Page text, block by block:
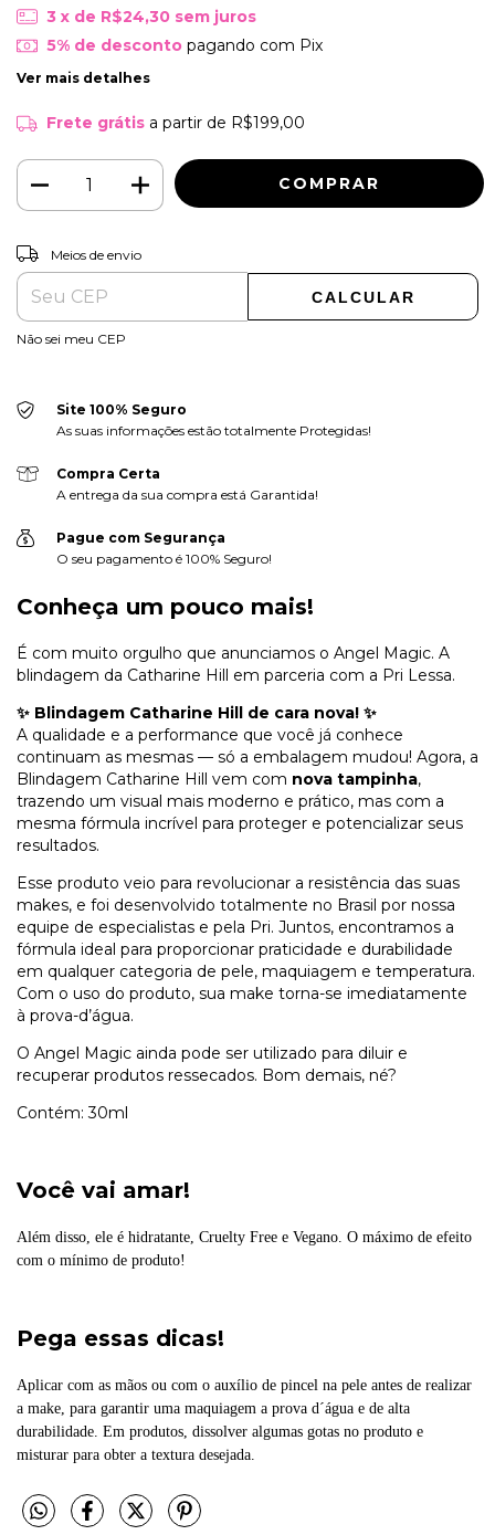
3 x de R$24,30 sem juros
5% de descontopagando com Pix
Ver mais detalhes
Frete grátis a partir de R$199,00
Entregas para o CEP:
Meios de envio
CALCULAR
Não sei meu CEP
Site 100% Seguro
As suas informações estão totalmente Protegidas!
Compra Certa
A entrega da sua compra está Garantida!
Pague com Segurança
O seu pagamento é 100% Seguro!
Conheça um pouco mais!
É com muito orgulho que anunciamos o Angel Magic. A
blindagem da Catharine Hill em parceria com a Pri Lessa.
✨ Blindagem Catharine Hill de cara nova! ✨
A qualidade e a performance que você já conhece
continuam as mesmas — só a embalagem mudou! Agora, a
Blindagem Catharine Hill vem com nova tampinha,
trazendo um visual mais moderno e prático, mas com a
mesma fórmula incrível para proteger e potencializar seus
resultados.
Esse produto veio para revolucionar a resistência das suas
makes, e foi desenvolvido totalmente no Brasil por nossa
equipe de especialistas e pela Pri. Juntos, encontramos a
fórmula ideal para proporcionar praticidade e durabilidade
em qualquer categoria de pele, maquiagem e temperatura.
Com o uso do produto, sua make torna-se imediatamente
à prova-d’água.
O Angel Magic ainda pode ser utilizado para diluir e
recuperar produtos ressecados. Bom demais, né?
Contém: 30ml
Você vai amar!
Além disso, ele é hidratante, Cruelty Free e Vegano. O máximo de efeito
com o mínimo de produto!
Pega essas dicas!
Aplicar com as mãos ou com o auxílio de pincel na pele antes de realizar
a make, para garantir uma maquiagem a prova d´água e de alta
durabilidade. Em produtos, dissolver algumas gotas no produto e
misturar para obter a textura desejada.